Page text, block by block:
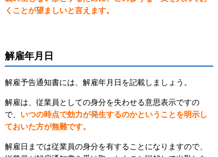
くことが望ましいと言えます。
解雇年月日
解雇予告通知書には、解雇年月日を記載しましょう。
解雇は、従業員としての身分を失わせる意思表示ですの
で、 いつの時点で効力が発生するのかということを明示し
ておいた方が無難です。
解雇日までは従業員の身分を有することになりますので、